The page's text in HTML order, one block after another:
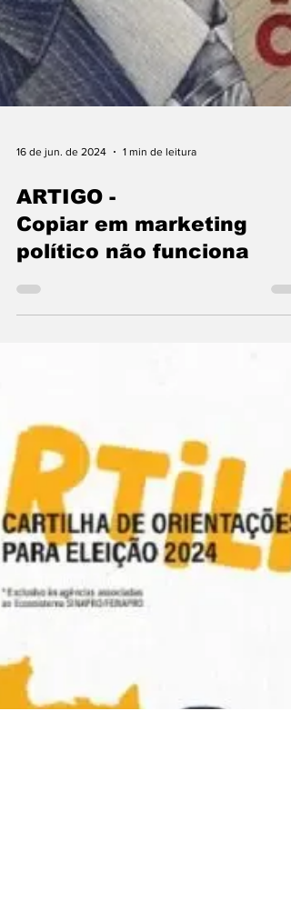
16 de jun. de 2024 1 min de leitura
ARTIGO -
Copiar em marketing